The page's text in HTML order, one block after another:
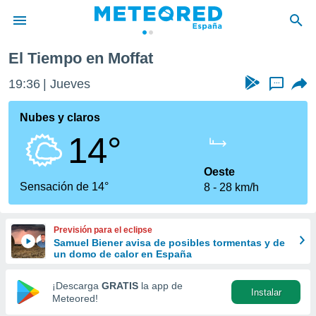
de
por
que se
calidad.
a este
las
y
forma
digital
basada
El Tiempo en Moffat
19:36 Jueves ...
Nubes y claros
14°
Sensación de 14°
Oeste
8
28 km/h
Previsión para el eclipse
Samuel Biener avisa de posibles tormentas y de
un domo de calor en España
¡Descarga GRATIS la app de
Meteored!
Instalar